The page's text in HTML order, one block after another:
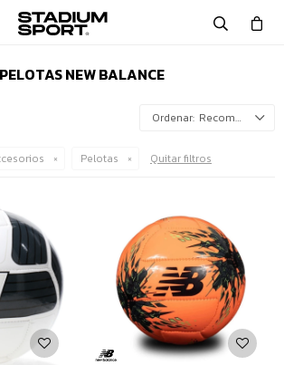
PELOTAS NEW BALANCE
Recomendados
Pelotas Quitar filtros